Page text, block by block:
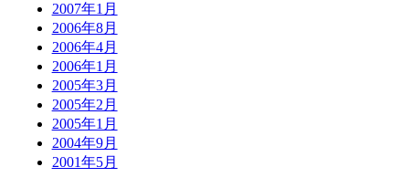
2007年1月
2006年8月
2006年4月
2006年1月
2005年3月
2005年2月
2005年1月
2004年9月
2001年5月